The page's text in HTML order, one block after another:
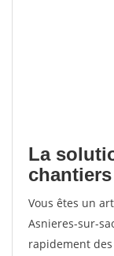
La
Vous êtes un
Asnieres-sur-
rapidement